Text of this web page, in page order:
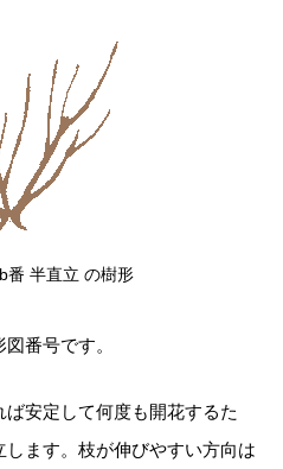
番 半直立 の樹形
番号です。
安定して何度も開花するた
ます。枝が伸びやすい方向は